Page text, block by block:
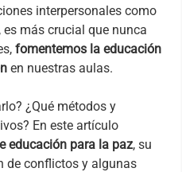
interpersonales como
más crucial que nunca
fomentemos la educación
en nuestras aulas.
¿Qué métodos y
En este artículo
educación para la paz, su
de conflictos y algunas